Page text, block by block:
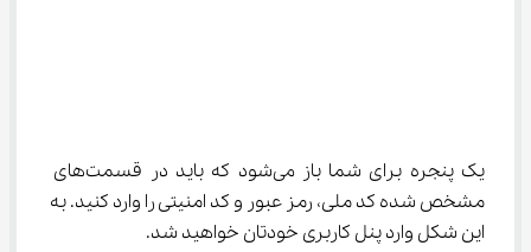
یک پنجره برای شما باز می‌شود که باید در قسمت‌های
مشخص شده کد ملی، رمز عبور و کد امنیتی را وارد کنید. به
این شکل وارد پنل کاربری خودتان خواهید شد.